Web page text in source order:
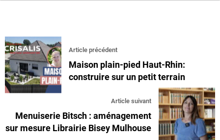
Article précédent
Maison plain-pied Haut-Rhin:
construire sur un petit terrain
Article suivant
Menuiserie Bitsch : aménagement
sur mesure Librairie Bisey Mulhouse